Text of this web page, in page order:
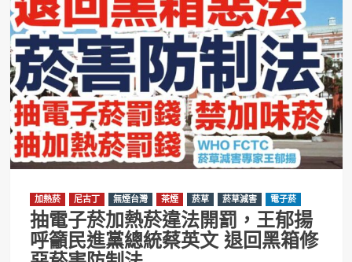
加熱菸 尼古丁 無煙台灣 茶煙 菸草 菸草減害 電子菸
抽電子菸加熱菸違法開罰，王郁揚
呼籲民進黨總統蔡英文 退回黑箱修